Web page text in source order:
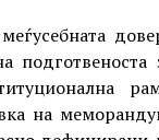
подготвеноста
на